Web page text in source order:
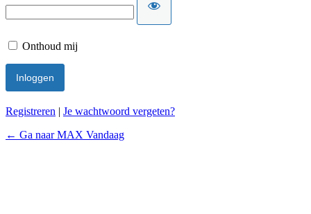
Onthoud mij
Registreren | Je wachtwoord vergeten?
← Ga naar MAX Vandaag